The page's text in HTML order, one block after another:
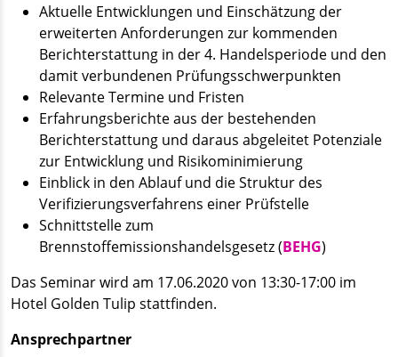
Aktuelle Entwicklungen und Einschätzung der
erweiterten Anforderungen zur kommenden
Berichterstattung in der 4. Handelsperiode und den
damit verbundenen Prüfungsschwerpunkten
Relevante Termine und Fristen
Erfahrungsberichte aus der bestehenden
Berichterstattung und daraus abgeleitet Potenziale
zur Entwicklung und Risikominimierung
Einblick in den Ablauf und die Struktur des
Verifizierungsverfahrens einer Prüfstelle
Schnittstelle zum
Brennstoffemissionshandelsgesetz (BEHG)
Das Seminar wird am 17.06.2020 von 13:30-17:00 im
Hotel Golden Tulip stattfinden.
Ansprechpartner